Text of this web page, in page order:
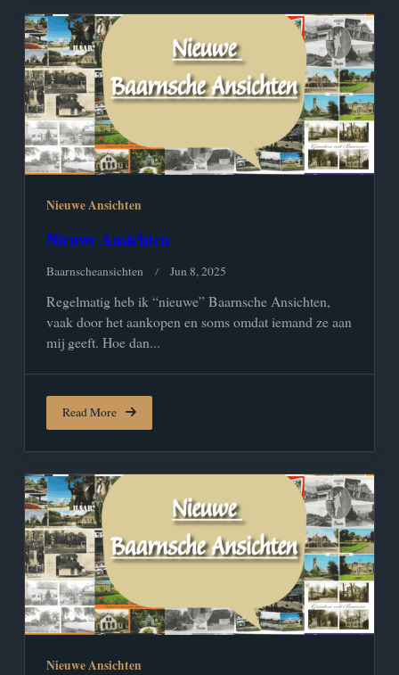
Nieuwe Ansichten
Nieuwe Ansichten
Baarnscheansichten Jun 8, 2025
Regelmatig heb ik “nieuwe” Baarnsche Ansichten,
vaak door het aankopen en soms omdat iemand ze aan
mij geeft. Hoe dan...
Read More
Nieuwe Ansichten